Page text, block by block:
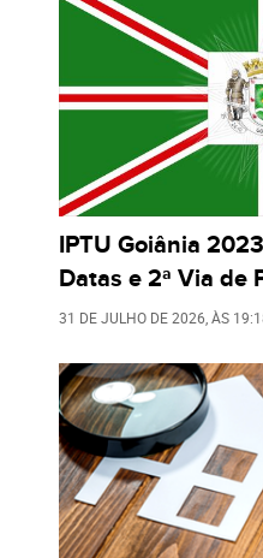
IPTU Goiânia
Datas e 2ª Via de
31 DE JULHO DE 2026 , ÀS